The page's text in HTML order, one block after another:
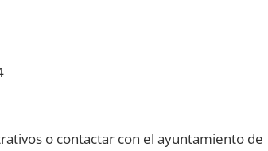
ο contactar сοn el ayuntamiento dе